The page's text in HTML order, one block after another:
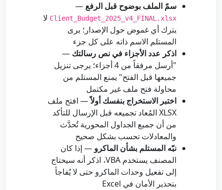
سمّ الملف بوضوح قبل الرفع —
Client_Budget_2025_v4_FINAL.xlsx لا
يترك أي غموض حول الإصدار؛ يرى
المستلم الاسم ذاته على كل جزء
اذكر عدد الأجزاء في نص رسالتك —
"أرسل مرفقاً من 4 أجزاء؛ يرجى تنزيل
جميعها قبل الفتح" يمنع المستلم من
محاولة فتح ملف غير مكتمل
اختبر الاستخراج بنفسك أولاً— افتح ملف
XLSX المُعاد تجميعه قبل الإرسال للتأكد
من أن جميع الجداول المحورية تُحدَّث
والمعادلات تحسب بشكل صحيح
نبّه المستلم بشأن الماكرو — إذا كان
المصنف يستخدم VBA، اذكر أنه سيحتاج
إلى تفعيل وحدات الماكرو حتى لا يُفاجأ
بتحذير الأمان في Excel